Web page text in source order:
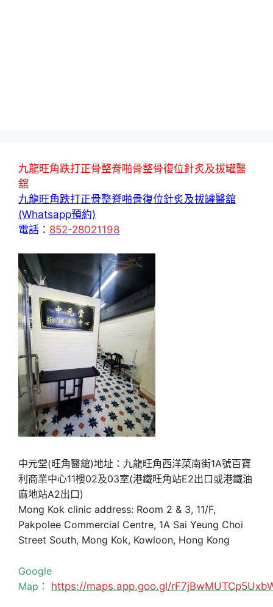
九龍旺角跌打正骨整脊啪骨整骨復位針炙及拔罐醫
舘
九龍旺角跌打正骨整脊啪骨復位針炙及拔罐醫舘
(Whatsapp預約)
電話： 852-28021198
中元堂(旺角醫舘)地址：九龍旺角西洋菜南街1A號百寶
利商業中心11樓02及03室(港鐵旺角站E2出口或港鐵油
麻地站A2出口)
Mong Kok clinic address: Room 2 & 3, 11/F,
Pakpolee Commercial Centre, 1A Sai Yeung Choi
Street South, Mong Kok, Kowloon, Hong Kong
Google
Map： https://maps.app.goo.gl/